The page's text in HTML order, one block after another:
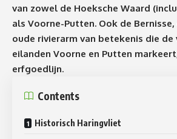
van zowel de Hoeksche Waard
als Voorne-Putten. Ook de
oude rivierarm van betekenis die
eilanden Voorne en Putten
erfgoedlijn.
Contents
Historisch Haringvliet